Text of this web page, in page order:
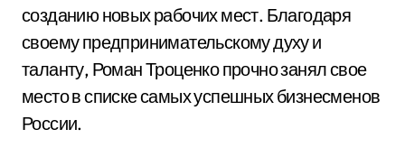
созданию новых рабочих мест. Благодаря
своему предпринимательскому духу и
таланту, Роман Троценко прочно занял свое
место в списке самых успешных бизнесменов
России.